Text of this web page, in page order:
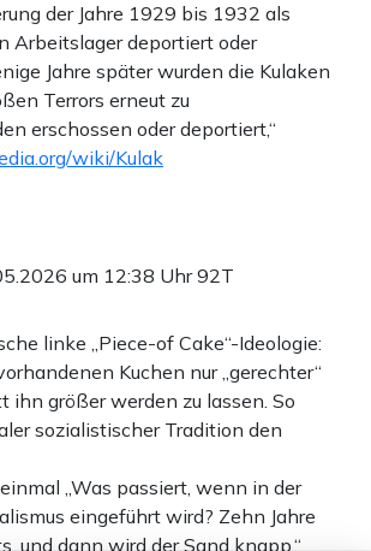
der Jahre 1929 bis 1932 als
Arbeitslager deportiert oder
Jahre später wurden die Kulaken
Terrors erneut zu
erschossen oder deportiert,“
wiki/Kulak
um 12:38 Uhr92T
linke „Piece-of Cake“-Ideologie:
Kuchen nur „gerechter“
ihn größer werden zu lassen. So
sozialistischer Tradition den
„Was passiert, wenn in der
eingeführt wird? Zehn Jahre
und dann wird der Sand knapp.“